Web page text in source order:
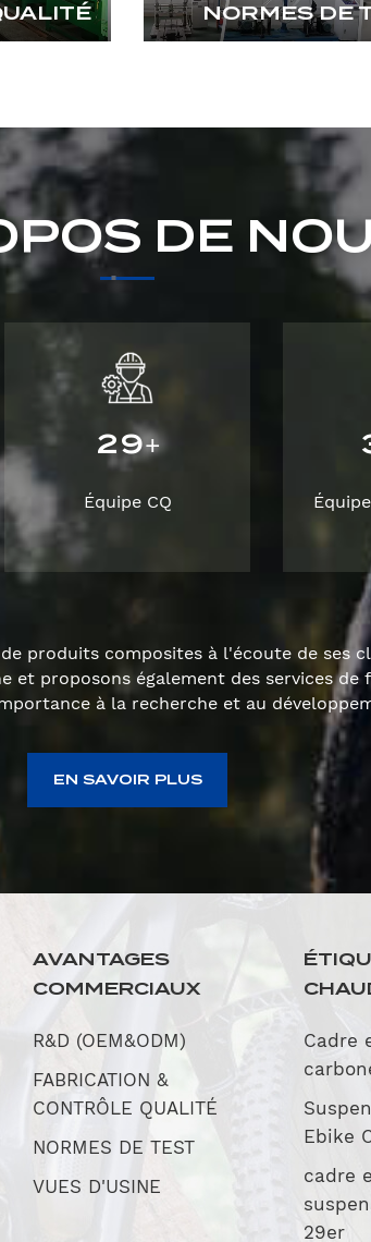
NORMES DE
DE
29+
Équipe CQ
produits composites à l'écoute de ses
et proposons également des services
à la recherche et au
EN SAVOIR PLUS
AVANTAGES
COMMERCIAUX
R&D (OEM&ODM)
FABRICATION &
CONTRÔLE QUALITÉ
NORMES DE TEST
VUES D'USINE
Cadre
Ebike
cadre
29er